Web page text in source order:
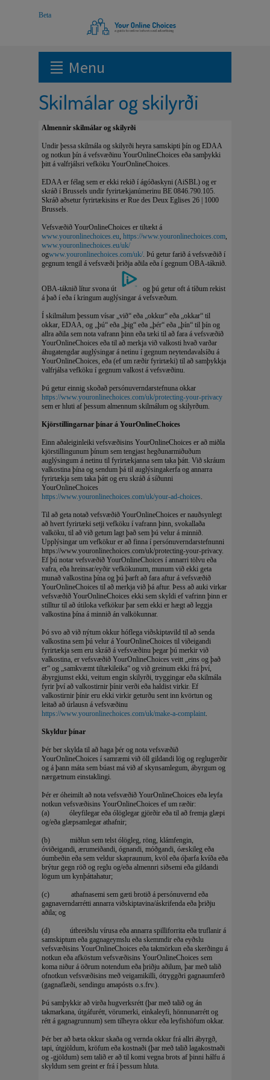
Menu
Skilmálar og skilyrði
Almennir skilmálar og skilyrði
Undir þessa skilmála og skilyrði heyra samskipti þín og EDAA
og notkun þín á vefsvæðinu YourOnlineChoices eða samþykki
þitt á valfrjálsri vefköku YourOnlineChoices.
EDAA er félag sem er ekki rekið í ágóðaskyni (AiSBL) og er
skráð í Brussels undir fyrirtækjanúmerinu BE 0846.790.105.
Skráð aðsetur fyrirtækisins er Rue des Deux Eglises 26 | 1000
Brussels.
Vefsvæðið YourOnlineChoices er tiltækt á
www.youronlinechoices.eu, https://www.youronlinechoices.com,
www.youronlinechoices.eu/uk/
ogwww.youronlinechoices.com/uk/. Þú getur farið á vefsvæðið í
gegnum tengil á vefsvæði þriðja aðila eða í gegnum OBA-táknið.
OBA-táknið lítur svona út
og þú getur oft á tíðum rekist
á það í eða í kringum auglýsingar á vefsvæðum.
Í skilmálum þessum vísar „við“ eða „okkur“ eða „okkar“ til
okkar, EDAA, og „þú“ eða „þig“ eða „þér“ eða „þín“ til þín og
allra aðila sem nota vafrann þinn eða tæki til að fara á vefsvæðið
YourOnlineChoices eða til að merkja við valkosti hvað varðar
áhugatengdar auglýsingar á netinu í gegnum neytendavalsíðu á
YourOnlineChoices, eða (ef um ræðir fyrirtæki) til að samþykkja
valfrjálsa vefköku í gegnum valkost á vefsvæðinu.
Þú getur einnig skoðað persónuverndarstefnuna okkar
https://www.youronlinechoices.com/uk/protecting-your-privacy
sem er hluti af þessum almennum skilmálum og skilyrðum.
Kjörstillingarnar þínar á YourOnlineChoices
Einn aðaleiginleiki vefsvæðisins YourOnlineChoices er að miðla
kjörstillingunum þínum sem tengjast hegðunarmiðuðum
auglýsingum á netinu til fyrirtækjanna sem taka þátt. Við skráum
valkostina þína og sendum þá til auglýsingakerfa og annarra
fyrirtækja sem taka þátt og eru skráð á síðunni
YourOnlineChoices
https://www.youronlinechoices.com/uk/your-ad-choices.
Til að geta notað vefsvæðið YourOnlineChoices er nauðsynlegt
að hvert fyrirtæki setji vefköku í vafrann þinn, svokallaða
valköku, til að við getum lagt það sem þú velur á minnið.
Upplýsingar um vefkökur er að finna í persónuverndarstefnunni
https://www.youronlinechoices.com/uk/protecting-your-privacy.
Ef þú notar vefsvæðið YourOnlineChoices í annarri tölvu eða
vafra, eða hreinsar/eyðir vefkökunum, munum við ekki geta
munað valkostina þína og þú þarft að fara aftur á vefsvæðið
YourOnlineChoices til að merkja við þá aftur. Þess að auki virkar
vefsvæðið YourOnlineChoices ekki sem skyldi ef vafrinn þinn er
stilltur til að útiloka vefkökur þar sem ekki er hægt að leggja
valkostina þína á minnið án valkökunnar.
Þó svo að við nýtum okkur hóflega viðskiptavild til að senda
valkostina sem þú velur á YourOnlineChoices til viðeigandi
fyrirtækja sem eru skráð á vefsvæðinu þegar þú merkir við
valkostina, er vefsvæðið YourOnlineChoices veitt „eins og það
er“ og „samkvæmt tiltækileika“ og við greinum ekki frá því,
ábyrgjumst ekki, veitum engin skilyrði, tryggingar eða skilmála
fyrir því að valkostirnir þínir verði eða haldist virkir. Ef
valkostirnir þínir eru ekki virkir geturðu sent inn kvörtun og
leitað að úrlausn á vefsvæðinu
https://www.youronlinechoices.com/uk/make-a-complaint.
Skyldur þínar
Þér ber skylda til að haga þér og nota vefsvæðið
YourOnlineChoices í samræmi við öll gildandi lög og reglugerðir
og á þann máta sem búast má við af skynsamlegum, ábyrgum og
nærgætnum einstaklingi.
Þér er óheimilt að nota vefsvæðið YourOnlineChoices eða leyfa
notkun vefsvæðisins YourOnlineChoices ef um ræðir:
(a) óleyfilegar eða ólöglegar gjörðir eða til að fremja glæpi
og/eða glæpsamlegar athafnir;
(b) miðlun sem telst ólögleg, röng, klámfengin,
óviðeigandi, ærumeiðandi, ógnandi, móðgandi, óæskileg eða
óumbeðin eða sem veldur skapraunum, kvöl eða óþarfa kvíða eða
brýtur gegn röð og reglu og/eða almennri siðsemi eða gildandi
lögum um kynþáttahatur;
(c) athafnasemi sem gæti brotið á persónuvernd eða
gagnaverndarrétti annarra viðskiptavina/áskrifenda eða þriðju
aðila; og
(d) útbreiðslu vírusa eða annarra spilliforrita eða truflanir á
samskiptum eða gagnageymslu eða skemmdir eða eyðslu
vefsvæðisins YourOnlineChoices eða takmörkun eða skerðingu á
notkun eða afköstum vefsvæðisins YourOnlineChoices sem
koma niður á öðrum notendum eða þriðju aðilum, þar með talið
ofnotkun vefsvæðisins með veigamikilli, ótryggðri gagnaumferð
(gagnaflæði, sendingu amapósts o.s.frv.).
Þú samþykkir að virða hugverksrétt (þar með talið og án
takmarkana, útgáfurétt, vörumerki, einkaleyfi, hönnunarrétt og
rétt á gagnagrunnum) sem tilheyra okkur eða leyfishöfum okkar.
Þér ber að bæta okkur skaða og vernda okkur frá allri ábyrgð,
tapi, útgjöldum, kröfum eða kostnaði (þar með talið lagakostnaði
og -gjöldum) sem talið er að til komi vegna brots af þinni hálfu á
skyldum sem greint er frá í þessum hluta.